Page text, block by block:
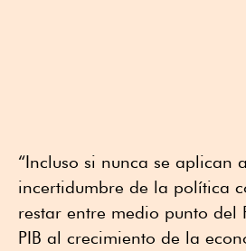
“Incluso si nunca se aplican
incertidumbre de la política
restar entre medio punto del
PIB al crecimiento de la